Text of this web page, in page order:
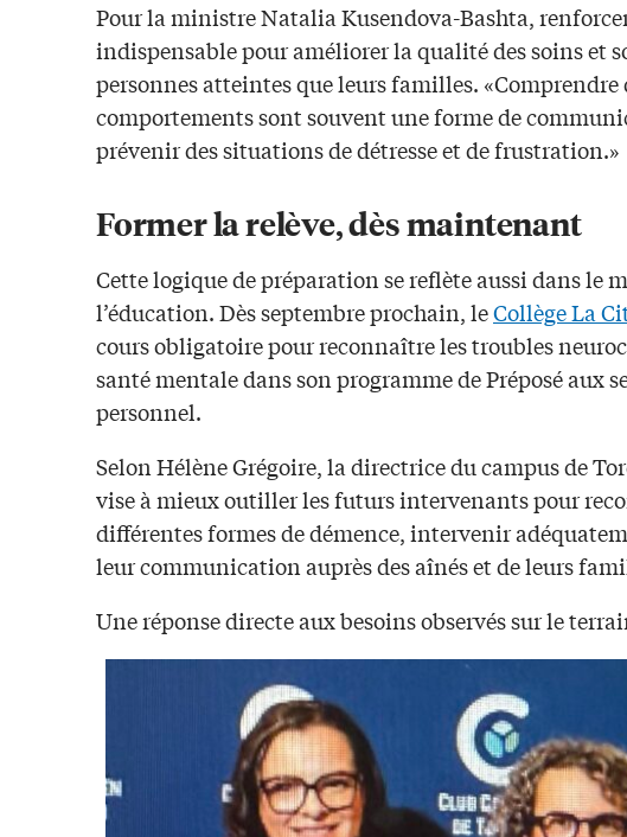
Pour la ministre Natalia Kusendova-Bashta,
indispensable pour améliorer la qualité des soins et
personnes atteintes que leurs familles. «Comprendre
comportements sont souvent une forme de
prévenir des situations de détresse et de frustration.»
Former la relève, dès maintenant
Cette logique de préparation se reflète aussi dans le
l’éducation. Dès septembre prochain, leCollège La
cours obligatoire pour reconnaître les troubles
santé mentale dans son programme de Préposé aux
personnel.
Selon Hélène Grégoire, la directrice du campus de
vise à mieux outiller les futurs intervenants pour
différentes formes de démence, intervenir
leur communication auprès des aînés et de leurs
Une réponse directe aux besoins observés sur le